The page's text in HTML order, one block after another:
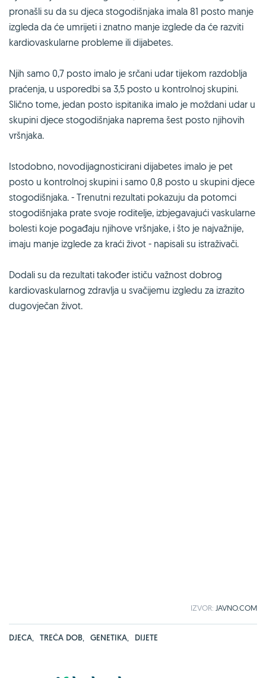
pronašli su da su djeca stogodišnjaka imala 81 posto manje
izgleda da će umrijeti i znatno manje izglede da će razviti
kardiovaskularne probleme ili dijabetes.
Njih samo 0,7 posto imalo je srčani udar tijekom razdoblja
praćenja, u usporedbi sa 3,5 posto u kontrolnoj skupini.
Slično tome, jedan posto ispitanika imalo je moždani udar u
skupini djece stogodišnjaka naprema šest posto njihovih
vršnjaka.
Istodobno, novodijagnosticirani dijabetes imalo je pet
posto u kontrolnoj skupini i samo 0,8 posto u skupini djece
stogodišnjaka. - Trenutni rezultati pokazuju da potomci
stogodišnjaka prate svoje roditelje, izbjegavajući vaskularne
bolesti koje pogađaju njihove vršnjake, i što je najvažnije,
imaju manje izglede za kraći život - napisali su istraživači.
Dodali su da rezultati također ističu važnost dobrog
kardiovaskularnog zdravlja u svačijemu izgledu za izrazito
dugovječan život.
IZVOR: JAVNO.COM
DJECA, TREĆA DOB, GENETIKA, DIJETE